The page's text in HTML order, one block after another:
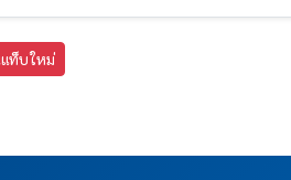
ท็บใหม่